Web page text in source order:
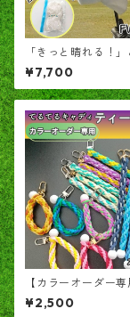
「きっと晴れる！
込めて！ ヘッドカ
るてるくん」
¥7,700
【カラーオーダー専
ジナル 編み込み テ
ー 単品
¥2,500